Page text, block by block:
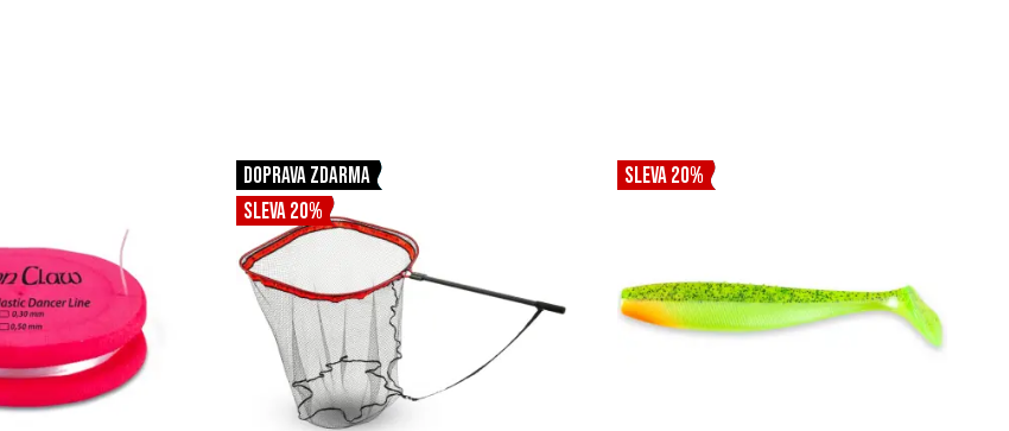
DOPRAVA ZDARMA
SLEVA 20%
SLEVA 20%